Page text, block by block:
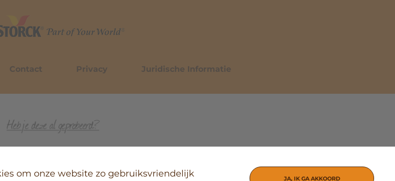
Contact Privacy Juridische Informatie
om onze website zo gebruiksvriendelijk JA, IK GA AKKOORD